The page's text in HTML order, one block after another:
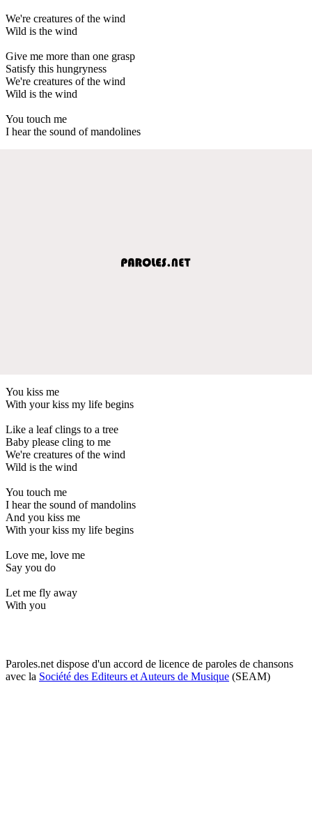
We're creatures of the wind
Wild is the wind
Give me more than one grasp
Satisfy this hungryness
We're creatures of the wind
Wild is the wind
You touch me
I hear the sound of mandolines
You kiss me
With your kiss my life begins
Like a leaf clings to a tree
Baby please cling to me
We're creatures of the wind
Wild is the wind
You touch me
I hear the sound of mandolins
And you kiss me
With your kiss my life begins
Love me, love me
Say you do
Let me fly away
With you
Paroles.net dispose d'un accord de licence de paroles de chansons
avec la Société des Editeurs et Auteurs de Musique (SEAM)